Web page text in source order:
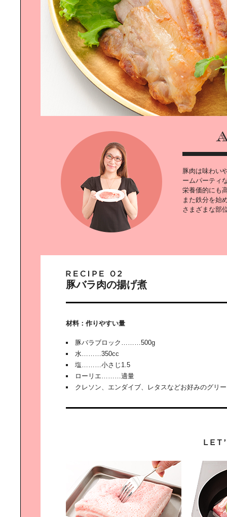
豚肉は味わい
ームパーティ
栄養価的にも
また鉄分を始
さまざまな部
豚バラ肉の揚げ煮
材料：作りやすい量
豚バラブロック………500g
水………350cc
塩………小さじ1.5
ローリエ………適量
クレソン、エンダイブ、レタスなどお好みのグリ
受け継ぐライフスタイル
スマホ＋ミニベロで｜気軽にインス
タ、成城ぶらり
アイテムで変わる｜MYキッチン
理想の住まい、｜考えてみません
か？
自転車の聖地・ONOMICHI U2で発
見｜理想のサイクル・ライフスタイ